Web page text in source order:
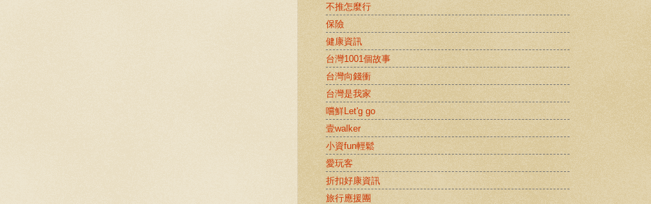
不推怎麼行
保險
健康資訊
台灣1001個故事
台灣向錢衝
台灣是我家
嚐鮮Let'g go
壹walker
小資fun輕鬆
愛玩客
折扣好康資訊
旅行應援團